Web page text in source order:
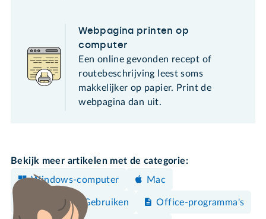
Webpagina printen op
computer
Een online gevonden recept of
routebeschrijving leest soms
makkelijker op papier. Print de
webpagina dan uit.
Bekijk meer artikelen met de categorie:
Windows-computer
Mac
Bedienen & Gebruiken Office-programma's